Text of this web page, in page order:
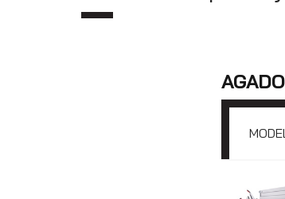
MODEL